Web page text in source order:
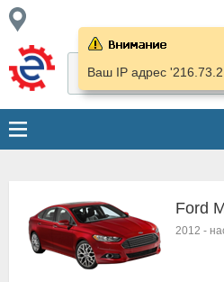
Ваш IP адрес
Ford
2012 -